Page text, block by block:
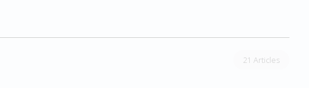
21 Articles